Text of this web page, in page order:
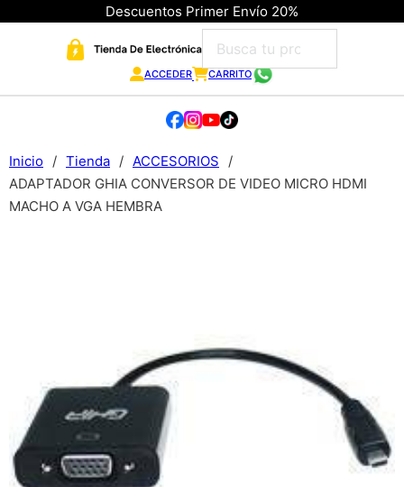
Descuentos Primer Envío 20%
ACCEDER CARRITO
Inicio / Tienda / ACCESORIOS
/
ADAPTADOR GHIA CONVERSOR DE VIDEO MICRO HDMI
MACHO A VGA HEMBRA